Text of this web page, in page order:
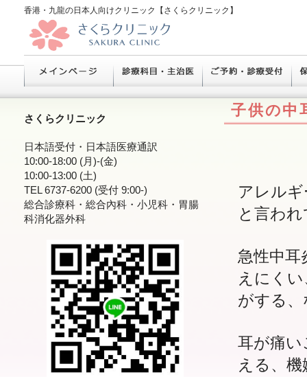
香港・九龍の日本人向けクリニック【さくらクリニック】
子供の中
アレル
と言わ
急性中
えにく
がする
耳が痛
える、
さくらクリニック
日本語受付・日本語医療通訳
10:00-18:00 (月)-(金)
10:00-13:00 (土)
TEL 6737-6200 (受付 9:00-)
総合診療科・総合內科・小児科・胃腸
科消化器外科